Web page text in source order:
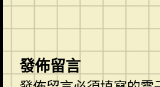
發佈留言